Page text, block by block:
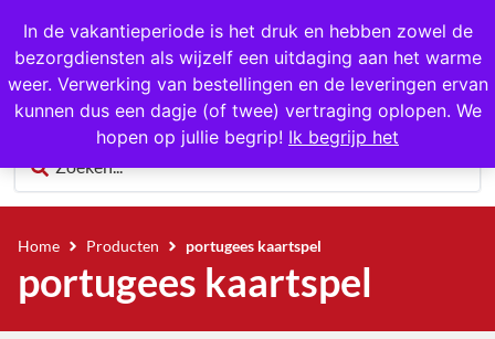
In de vakantieperiode is het druk en hebben zowel de
bezorgdiensten als wijzelf een uitdaging aan het warme
weer. Verwerking van bestellingen en de leveringen ervan
kunnen dus een dagje (of twee) vertraging oplopen. We
hopen op jullie begrip! Ik begrijp het
1000+ producten op voorraad
0
Home Producten portugees kaartspel
portugees kaartspel